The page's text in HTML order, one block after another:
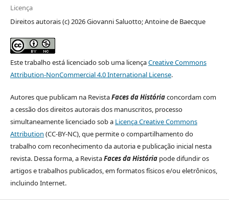
Licença
Direitos autorais (c) 2026 Giovanni Saluotto; Antoine de Baecque
Este trabalho está licenciado sob uma licençaCreative Commons
Attribution-NonCommercial 4.0 International License.
Autores que publicam na RevistaFaces da Históriaconcordam com
a cessão dos direitos autorais dos manuscritos, processo
simultaneamente licenciado sob a Licença Creative Commons
Attribution (CC-BY-NC), que permite o compartilhamento do
trabalho com reconhecimento da autoria e publicação inicial nesta
revista. Dessa forma, a RevistaFaces da Históriapode difundir os
artigos e trabalhos publicados, em formatos físicos e/ou eletrônicos,
incluindo Internet.